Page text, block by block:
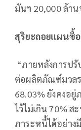
มันฯ 20,000 ล้า
สุริยะถอยแผนซื้
“ภายหลังการป
ต่อผลิตภัณฑ์มวล
68.03% ยังคงอ
ไว้ไม่เกิน 70% ส
ภาระหนี้ได้อย่าง